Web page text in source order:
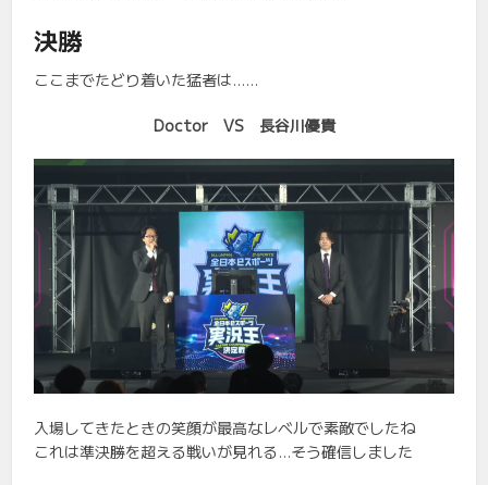
決勝
ここまでたどり着いた猛者は……
Doctor VS 長谷川優貴
入場してきたときの笑顔が最高なレベルで素敵でしたね
これは準決勝を超える戦いが見れる…そう確信しました